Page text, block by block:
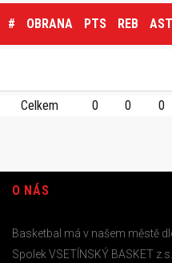
# OBRANA PTS REB AST
Celkem 0 0 0
O NÁS
Basketbal má v našem městě
Spolek VSETÍNSKÝ BASKET